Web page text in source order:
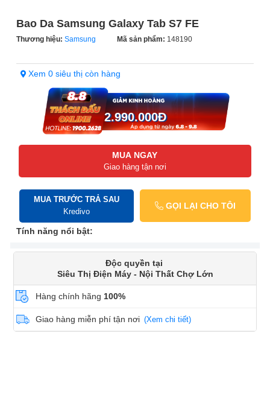
Bao Da Samsung Galaxy Tab S7 FE
Thương hiệu: Samsung Mã sản phẩm: 148190
Xem 0 siêu thị còn hàng
2.990.000Đ
MUA NGAY
Giao hàng tận nơi
MUA TRƯỚC TRẢ SAU
Kredivo
GỌI LẠI CHO TÔI
Tính năng nổi bật:
Độc quyền tại
Siêu Thị Điện Máy - Nội Thất Chợ Lớn
Hàng chính hãng 100%
Giao hàng miễn phí tận nơi (Xem chi tiết)